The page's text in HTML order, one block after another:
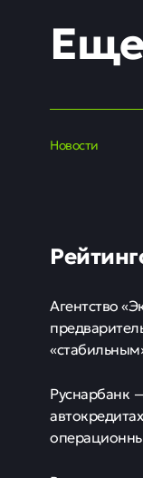
Новости
Агентство
Руснарбанк